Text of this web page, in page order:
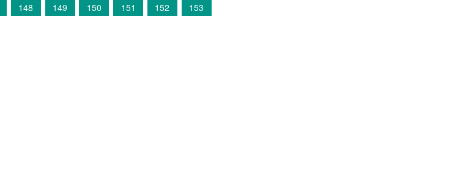
148 149 150 151 152
153